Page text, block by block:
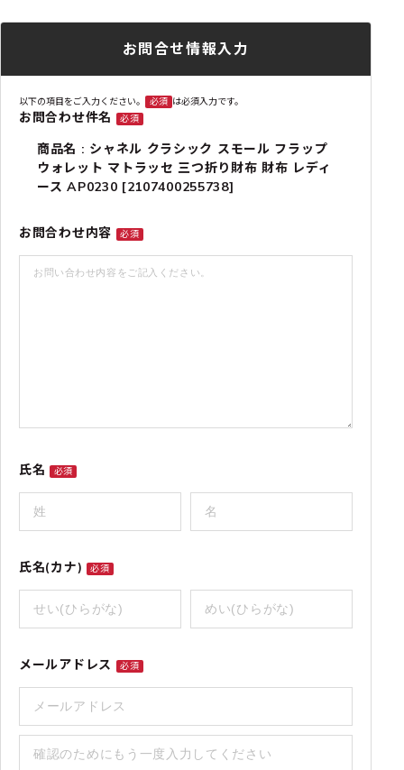
お問合せ情報入力
以下の項目をご入力ください。 必須 は必須入力です。
お問合わせ件名 必須
商品名 : シャネル クラシック スモール フラップ
ウォレット マトラッセ 三つ折り財布 財布 レディ
ース AP0230 [2107400255738]
お問合わせ内容 必須
氏名 必須
氏名(カナ) 必須
メールアドレス 必須